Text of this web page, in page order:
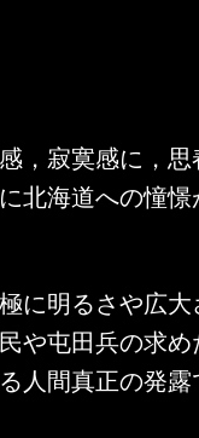
，寂寞感に，
北海道への憧
に明るさや広
や屯田兵の求
人間真正の発